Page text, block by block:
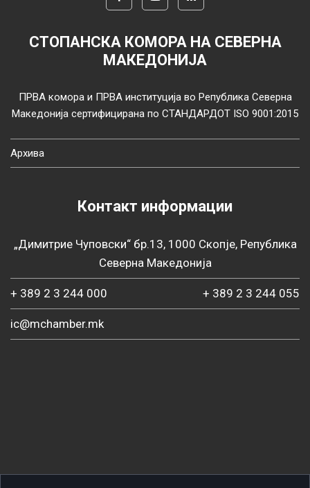
СТОПАНСКА КОМОРА НА СЕВЕРНА
МАКЕДОНИЈА
ПРВА комора и ПРВА институција во Република Северна
Македонија сертифицирана по СТАНДАРДОТ ISO 9001:2015
Архива
Контакт информации
„Димитрие Чуповски“ бр.13, 1000 Скопје, Република
Северна Македонија
+ 389 2 3 244 000 + 389 2 3 244 055
ic@mchamber.mk